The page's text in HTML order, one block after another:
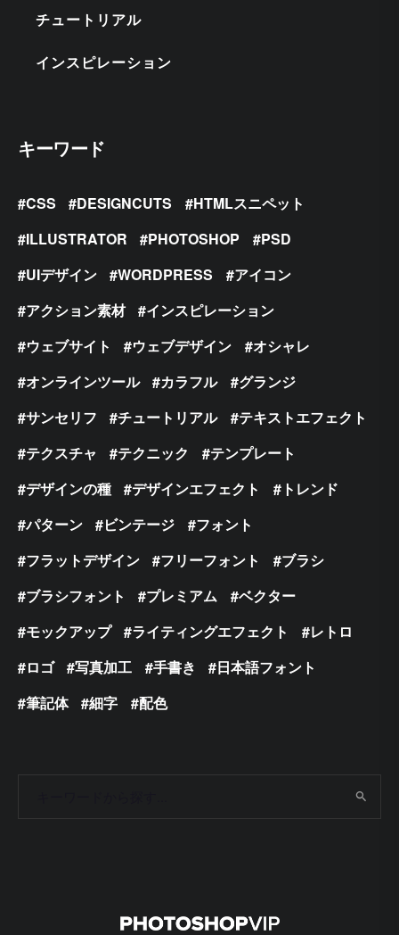
チュートリアル
インスピレーション
キーワード
CSS DESIGNCUTS
HTMLスニペット
ILLUSTRATOR
PHOTOSHOP
PSD
UIデザイン
WORDPRESS
アイコン
アクション素材
インスピレーション
ウェブサイト
ウェブデザイン
オシャレ
オンラインツール
カラフル
グランジ
サンセリフ
チュートリアル
テキストエフェクト
テクスチャ
テクニック
テンプレート
デザインの種
デザインエフェクト
トレンド
パターン
ビンテージ
フォント
フラットデザイン
フリーフォント
ブラシ
ブラシフォント
プレミアム
ベクター
モックアップ
ライティングエフェクト
レトロ
ロゴ
写真加工 手書き
日本語フォント
筆記体
細字 配色